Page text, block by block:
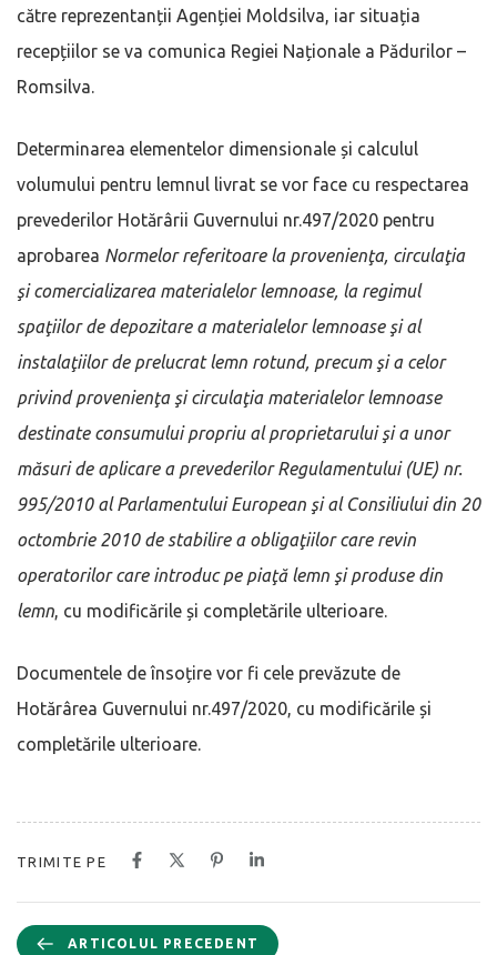
către reprezentanții Agenției Moldsilva, iar situația
recepțiilor se va comunica Regiei Naționale a Pădurilor –
Romsilva.
Determinarea elementelor dimensionale și calculul
volumului pentru lemnul livrat se vor face cu respectarea
prevederilor Hotărârii Guvernului nr.497/2020 pentru
aprobarea Normelor referitoare la provenienţa, circulaţia
şi comercializarea materialelor lemnoase, la regimul
spaţiilor de depozitare a materialelor lemnoase şi al
instalaţiilor de prelucrat lemn rotund, precum şi a celor
privind provenienţa şi circulaţia materialelor lemnoase
destinate consumului propriu al proprietarului şi a unor
măsuri de aplicare a prevederilor Regulamentului (UE) nr.
995/2010 al Parlamentului European şi al Consiliului din 20
octombrie 2010 de stabilire a obligaţiilor care revin
operatorilor care introduc pe piaţă lemn şi produse din
lemn, cu modificările și completările ulterioare.
Documentele de însoțire vor fi cele prevăzute de
Hotărârea Guvernului nr.497/2020, cu modificările și
completările ulterioare.
TRIMITE PE
ARTICOLUL PRECEDENT